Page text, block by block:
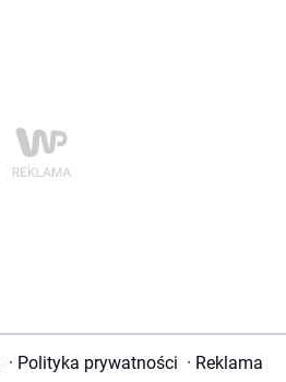
· Polityka prywatności · Reklama